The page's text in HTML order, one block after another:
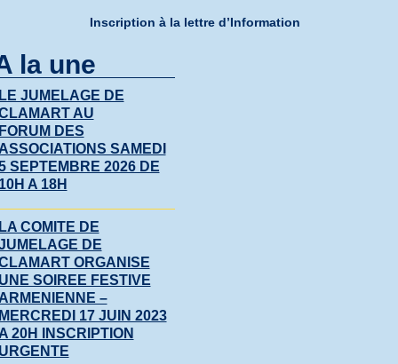
Inscription à la lettre d’Information
la une
JUMELAGE DE
AU
DES
SAMEDI
SEPTEMBRE 2026 DE
A 18H
COMITE DE
DE
ORGANISE
SOIREE FESTIVE
–
17 JUIN 2023
20H INSCRIPTION